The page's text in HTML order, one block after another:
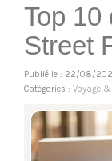
Top 10
Street
Publié le : 22/08/
Catégories : Voyage